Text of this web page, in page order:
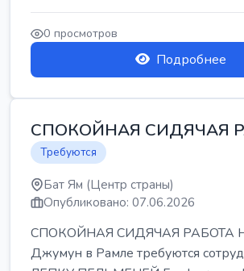
армокаркасыОпл...
0 просмотров
Подробнее
СПОКОЙНАЯ СИДЯЧАЯ
Требуются
Бат Ям (Центр страны)
Опубликовано: 07.06.2026
СПОКОЙНАЯ СИДЯЧАЯ РАБОТА
Джумун в Рамле требуются